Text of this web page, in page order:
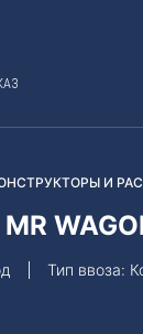
И
Тип ввоза: